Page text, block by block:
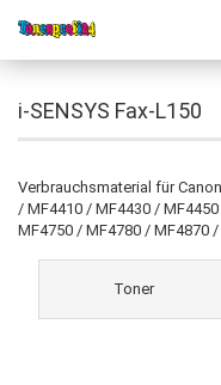
i-SENSYS Fax-L150
Verbrauchsmaterial für
/ MF4410 / MF4430 /
MF4750 / MF4780 / MF4870
Toner